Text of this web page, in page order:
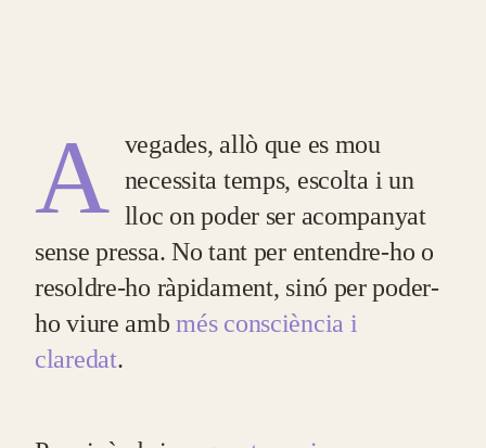
A vegades, allò que es mou
necessita temps, escolta i un
lloc on poder ser acompanyat
sense pressa. No tant per entendre-ho o
resoldre-ho ràpidament, sinó per poder-
ho viure ambmés consciència i
claredat.